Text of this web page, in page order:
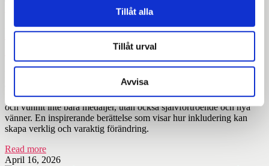
Tillåt alla
Tillåt urval
Avvisa
Från isolering till guldmedaljer – Rasims
resa genom idrotten
organisationen OAZA har Rasim Bajrić hittat sin plats i världen
genom sporten. Han har gått från att vara åskådare till att bli mästare
och vunnit inte bara medaljer, utan också självförtroende och nya
vänner. En inspirerande berättelse som visar hur inkludering kan
skapa verklig och varaktig förändring.
Read more
April 16, 2026